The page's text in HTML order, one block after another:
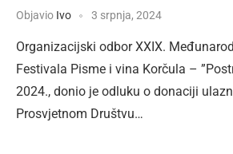
Objavio Ivo 3 srpnja, 2024
Organizacijski odbor XXIX.
Festivala Pisme i vina Korčula –
2024., donio je odluku o donaciji
Prosvjetnom Društvu…